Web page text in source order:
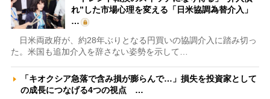
れ”した市場心理を変える「日米協調為替介入」
…
日米両政府が、約28年ぶりとなる円買いの協調介入に踏み切っ
た。米国も追加介入を辞さない姿勢を示して…
「キオクシア急落で含み損が膨らんで…」損失を投資家として
の成長につなげる4つの視点 …